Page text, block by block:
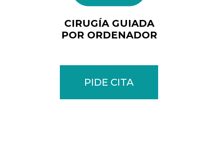
CIRUGÍA GUIADA
POR ORDENADOR
PIDE CITA